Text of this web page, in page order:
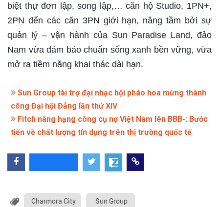
biệt thự đơn lập, song lập,… căn hộ Studio, 1PN+,
2PN đến các căn 3PN giới hạn, nâng tầm bởi sự
quản lý – vận hành của Sun Paradise Land, đảo
Nam vừa đảm bảo chuẩn sống xanh bền vững, vừa
mở ra tiềm năng khai thác dài hạn.
Sun Group tài trợ đại nhạc hội pháo hoa mừng thành
công Đại hội Đảng lần thứ XIV
Fitch nâng hạng công cụ nợ Việt Nam lên BBB-: Bước
tiến về chất lượng tín dụng trên thị trường quốc tế
Charmora City Sun Group